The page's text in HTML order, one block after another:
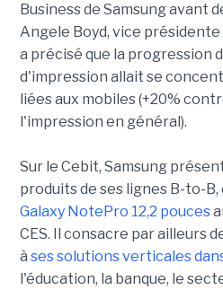
Business de Samsung avant
Angele Boyd, vice présidente
a précisé que la progression
d'impression allait se
liées aux mobiles (+20%
l'impression en général).
Sur le Cebit, Samsung
produits de ses lignes B-to-
Galaxy NotePro 12,2 pouces
CES. Il consacre par ailleurs
à ses solutions verticales
l'éducation, la banque, le